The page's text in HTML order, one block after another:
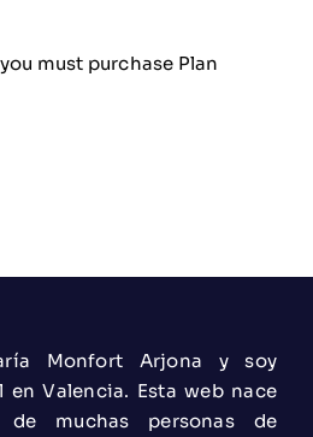
must purchase Plan
Monfort Arjona y soy
en Valencia. Esta web nace
muchas personas de